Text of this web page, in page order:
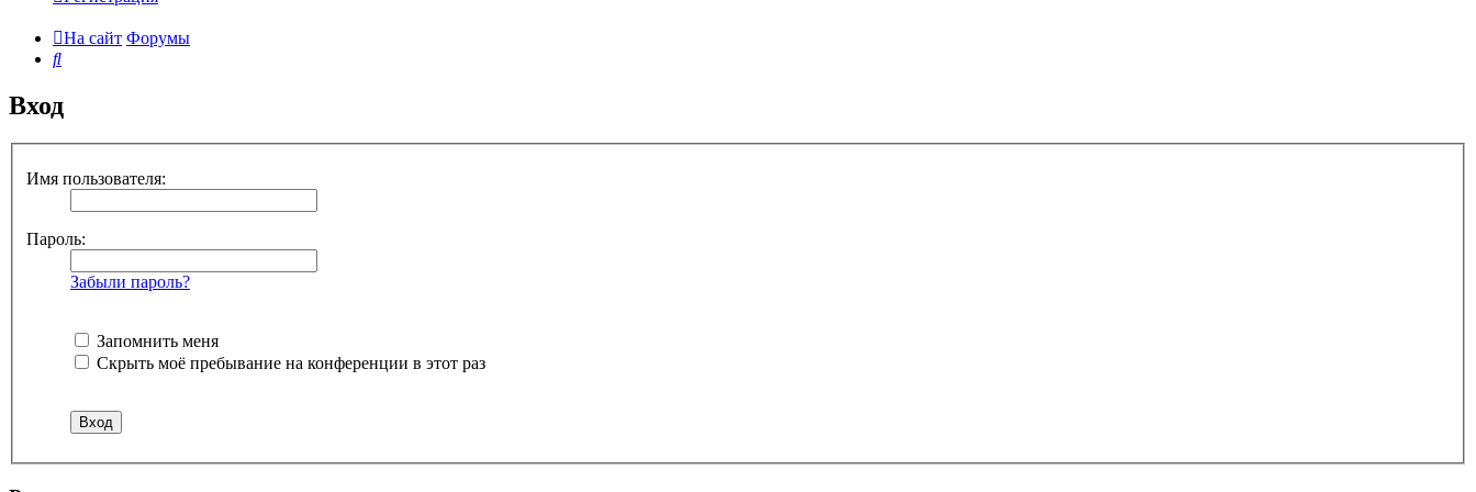
На сайт Форумы
Поиск
Вход
Имя пользователя:
Пароль:
Забыли пароль?
Запомнить меня
Скрыть моё пребывание на конференции в этот раз